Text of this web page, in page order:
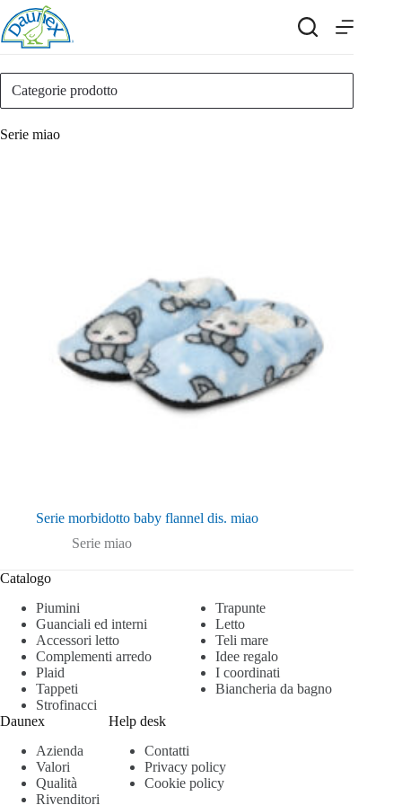
Salta
al
contenuto
Serie miao
Serie morbidotto baby flannel dis. miao
Serie miao
Categorie prodotto
Catalogo
Piumini
Trapunte
Guanciali ed interni
Letto
Accessori letto
Teli mare
Complementi arredo
Idee regalo
Plaid
I coordinati
Tappeti
Biancheria da bagno
Strofinacci
Daunex
Azienda
Valori
Qualità
Rivenditori
Help desk
Contatti
Privacy policy
Cookie policy